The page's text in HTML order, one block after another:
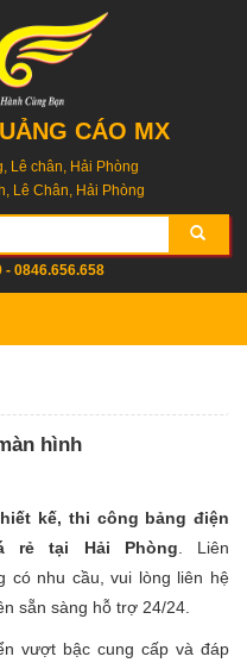
CÁO MX
Lê chân, Hải Phòng
Lê Chân, Hải Phòng
- 0846.656.658
hình
kế, thi công bảng điện
rẻ tại Hải Phòng . Liên
có nhu cầu, vui lòng liên hệ
sẵn sàng hỗ trợ 24/24.
vượt bậc cung cấp và đáp